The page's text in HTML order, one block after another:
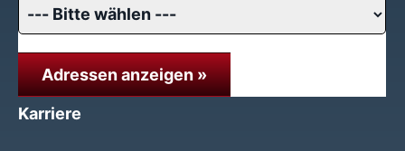
Adressen anzeigen »
Karriere